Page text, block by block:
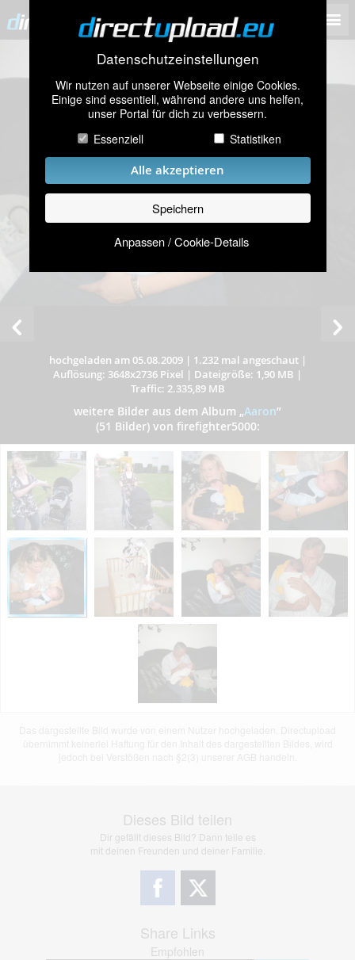
Datenschutzeinstellungen
Wir nutzen auf unserer Webseite einige Cookies.
Einige sind essentiell, während andere uns helfen,
unser Portal für dich zu verbessern.
Essenziell
Statistiken
Alle akzeptieren
Speichern
Anpassen / Cookie-Details
hochgeladen am 05.08.2009| 1.232 mal angeschaut|
Auflösung: 3648x2736 Pixel | Dateigröße: 1,90 MB |
Traffic: 2.335,89 MB
weitere Bilder aus dem Album „Aaron”
(51 Bilder) von firefighter5000:
Dieses Bild teilen
Dir gefällt dieses Bild? Dann teile es
mit deinen Freunden und deiner Familie.
Share Links
Empfohlen